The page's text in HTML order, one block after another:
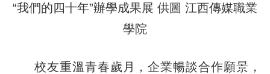
“我們的四十年”辦學成果展 供圖 江西傳媒職業
學院
校友重溫青春歲月，企業暢談合作願景，